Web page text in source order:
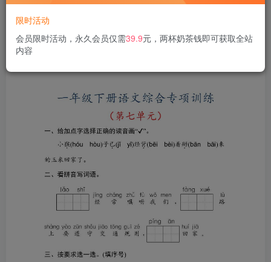
限时活动
会员限时活动，永久会员仅需39.9元，两杯奶茶钱即可获取全站
内容